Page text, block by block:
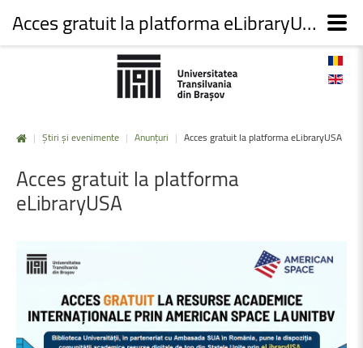
| Știri și evenimente | Anunțuri | Acces gratuit la platforma eLibraryUSA
Acces gratuit la platforma
eLibraryUSA
Acces gratuit la platforma eLibraryUSA